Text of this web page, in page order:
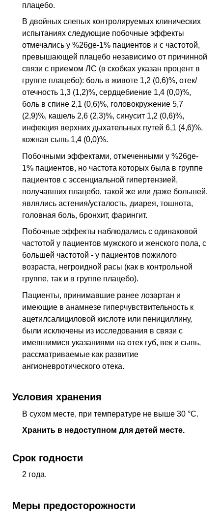
плацебо.
В двойных слепых контролируемых клинических
испытаниях следующие побочные эффекты
отмечались у %26ge-1% пациентов и с частотой,
превышающей плацебо независимо от причинной
связи с приемом ЛС (в скобках указан процент в
группе плацебо): боль в животе 1,2 (0,6)%, отек/
отечность 1,3 (1,2)%, сердцебиение 1,4 (0,0)%,
боль в спине 2,1 (0,6)%, головокружение 5,7
(2,9)%, кашель 2,6 (2,3)%, синусит 1,2 (0,6)%,
инфекция верхних дыхательных путей 6,1 (4,6)%,
кожная сыпь 1,4 (0,0)%.
Побочными эффектами, отмеченными у %26ge-
1% пациентов, но частота которых была в группе
пациентов с эссенциальной гипертензией,
получавших плацебо, такой же или даже большей,
являлись астения/усталость, диарея, тошнота,
головная боль, бронхит, фарингит.
Побочные эффекты наблюдались с одинаковой
частотой у пациентов мужского и женского пола, с
большей частотой - у пациентов пожилого
возраста, негроидной расы (как в контрольной
группе, так и в группе плацебо).
Пациенты, принимавшие ранее лозартан и
имеющие в анамнезе гиперчувствительность к
ацетилсалициловой кислоте или пенициллину,
были исключены из исследования в связи с
имевшимися указаниями на отек губ, век и сыпь,
рассматриваемые как развитие
ангионевротического отека.
Условия хранения
В сухом месте, при температуре не выше 30 °C.
Хранить в недоступном для детей месте.
Срок годности
2 года.
Меры предосторожности